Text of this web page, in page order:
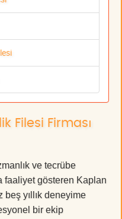
Filesi Firması
ve tecrübe
faaliyet gösteren Kaplan
beş yıllık deneyime
bir ekip